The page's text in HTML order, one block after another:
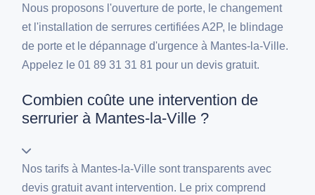
Nous proposons l'ouverture de porte, le changement
et l'installation de serrures certifiées A2P, le blindage
de porte et le dépannage d'urgence à Mantes-la-Ville.
Appelez le 01 89 31 31 81 pour un devis gratuit.
Combien coûte une intervention de
serrurier à Mantes-la-Ville ?
Nos tarifs à Mantes-la-Ville sont transparents avec
devis gratuit avant intervention. Le prix comprend